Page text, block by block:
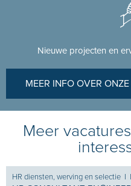
Nieuwe projecten en
MEER INFO OVER
Meer
HR diensten, werving en selectie I